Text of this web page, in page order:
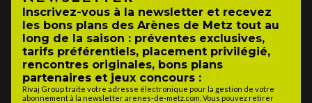
Inscrivez-vous à la newsletter et recevez
les bons plans des Arènes de Metz tout au
long de la saison : préventes exclusives,
tarifs préférentiels, placement privilégié,
rencontres originales, bons plans
partenaires et jeux concours :
Rivaj Group traite votre adresse électronique pour la gestion de votre
abonnement à la newsletter arenes-de-metz.com. Vous pouvez retirer